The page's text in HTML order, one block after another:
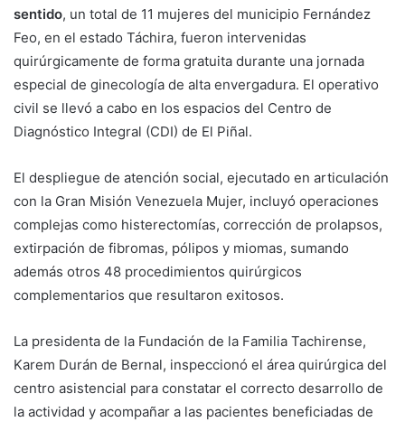
sentido, un total de 11 mujeres del municipio Fernández
Feo, en el estado Táchira, fueron intervenidas
quirúrgicamente de forma gratuita durante una jornada
especial de ginecología de alta envergadura. El operativo
civil se llevó a cabo en los espacios del Centro de
Diagnóstico Integral (CDI) de El Piñal.
El despliegue de atención social, ejecutado en articulación
con la Gran Misión Venezuela Mujer, incluyó operaciones
complejas como histerectomías, corrección de prolapsos,
extirpación de fibromas, pólipos y miomas, sumando
además otros 48 procedimientos quirúrgicos
complementarios que resultaron exitosos.
La presidenta de la Fundación de la Familia Tachirense,
Karem Durán de Bernal, inspeccionó el área quirúrgica del
centro asistencial para constatar el correcto desarrollo de
la actividad y acompañar a las pacientes beneficiadas de